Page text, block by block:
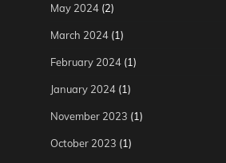
May 2024 (2)
March 2024 (1)
February 2024 (1)
January 2024 (1)
November 2023 (1)
October 2023 (1)